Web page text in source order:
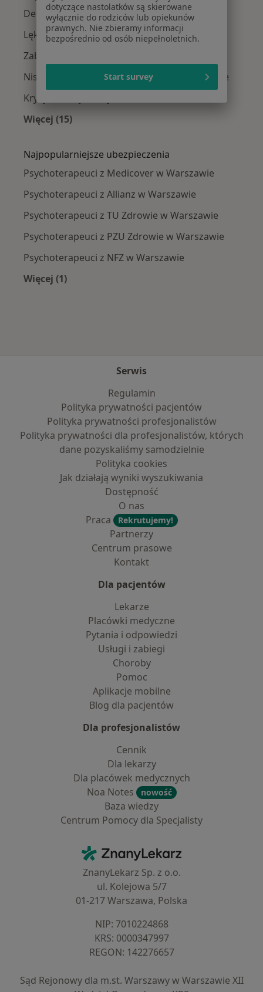
Depresja w Warszawie
Lęki w Warszawie
Zaburzenia lękowe w Warszawie
Niskie poczucie własnej wartości w Warszawie
Kryzys emocjonalny w Warszawie
Więcej (15)
Najpopularniejsze ubezpieczenia
Psychoterapeuci z Medicover w Warszawie
Psychoterapeuci z Allianz w Warszawie
Psychoterapeuci z TU Zdrowie w Warszawie
Psychoterapeuci z PZU Zdrowie w Warszawie
Psychoterapeuci z NFZ w Warszawie
Więcej (1)
Serwis
Regulamin
Polityka prywatności pacjentów
Polityka prywatności profesjonalistów
Polityka prywatności dla profesjonalistów, których
dane pozyskaliśmy samodzielnie
Polityka cookies
Jak działają wyniki wyszukiwania
Dostępność
O nas
Praca
Rekrutujemy!
Partnerzy
Centrum prasowe
Kontakt
Dla pacjentów
Lekarze
Placówki medyczne
Pytania i odpowiedzi
Usługi i zabiegi
Choroby
Pomoc
Aplikacje mobilne
Blog dla pacjentów
Dla profesjonalistów
Cennik
Dla lekarzy
Dla placówek medycznych
Noa Notes
nowość
Baza wiedzy
Centrum Pomocy dla Specjalisty
ZnanyLekarz - Strona główna
ZnanyLekarz Sp. z o.o.
ul. Kolejowa 5/7
01-217 Warszawa, Polska
NIP: ⁠7010224868
KRS: ⁠0000347997
REGON: ⁠142276657
Sąd Rejonowy dla m.st. Warszawy w Warszawie XII
dotyczące nastolatków są skierowane
wyłącznie do rodziców lub opiekunów
prawnych. Nie zbieramy informacji
bezpośrednio od osób niepełnoletnich.
Start survey